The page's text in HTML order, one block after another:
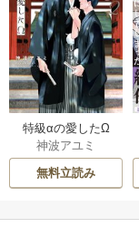
特級αの愛したΩ
神波アユミ
無料立読み